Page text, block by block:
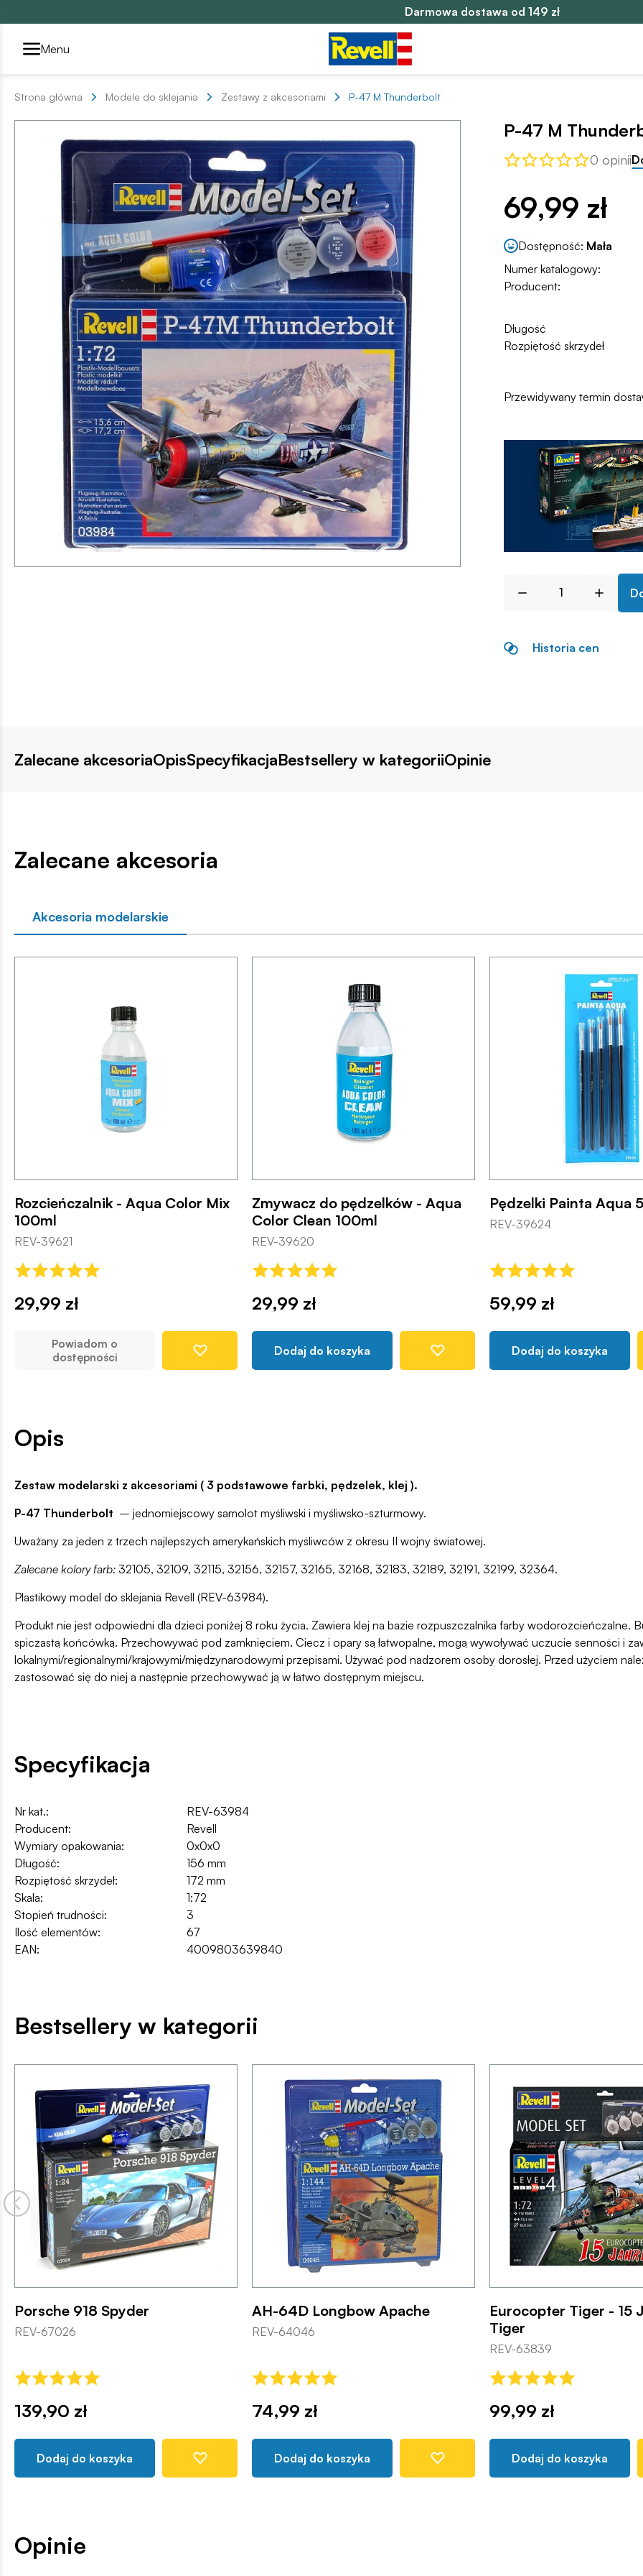
Darmowa dostawa od 149 zł
Przełącznik segmentów2
Menu
Strona główna Modele do sklejania Zestawy z akcesoriami P-47 M Thunderbolt
P-47 M
0 opinii
69,99 zł
Dostępność: Mała
Numer katalogowy:
Producent:
Długość
Rozpiętość skrzydeł
Przewidywany termin
Historia cen
Zalecane akcesoriaOpisSpecyfikacjaBestsellery w kategoriiOpinie
Zalecane akcesoria
Akcesoria modelarskie
Rozcieńczalnik - Aqua Color Mix
100ml
REV-39621
29,99 zł
Powiadom o
dostępności
Zmywacz do pędzelków - Aqua
Color Clean 100ml
REV-39620
29,99 zł
Dodaj do koszyka
Pędzelki Painta Aqua
REV-39624
59,99 zł
Dodaj do koszyka
Opis
Zestaw modelarski z akcesoriami ( 3 podstawowe farbki, pędzelek, klej ).
P-47 Thunderbolt – jednomiejscowy samolot myśliwski i myśliwsko-szturmowy.
Uważany za jeden z trzech najlepszych amerykańskich myśliwców z okresu II wojny światowej.
Zalecane kolory farb: 32105, 32109, 32115, 32156, 32157, 32165, 32168, 32183, 32189, 32191, 32199, 32364.
Plastikowy model do sklejania Revell (REV-63984).
Produkt nie jest odpowiedni dla dzieci poniżej 8 roku życia. Zawiera klej na bazie rozpuszczalnika farby wodorozcieńczalne.
spiczastą końcówką. Przechowywać pod zamknięciem. Ciecz i opary są łatwopalne, mogą wywoływać uczucie senności i
lokalnymi/regionalnymi/krajowymi/międzynarodowymi przepisami. Używać pod nadzorem osoby dorosłej. Przed użyciem
zastosować się do niej a następnie przechowywać ją w łatwo dostępnym miejscu.
Specyfikacja
Nr kat.:
REV-63984
Producent:
Revell
Wymiary opakowania:
0x0x0
Długość:
156 mm
Rozpiętość skrzydeł:
172 mm
Skala:
1:72
Stopień trudności:
3
Ilość elementów:
67
EAN:
4009803639840
Bestsellery w kategorii
Porsche 918 Spyder
REV-67026
139,90 zł
Dodaj do koszyka
AH-64D Longbow Apache
REV-64046
74,99 zł
Dodaj do koszyka
Eurocopter Tiger - 15
Tiger
REV-63839
99,99 zł
Dodaj do koszyka
Opinie